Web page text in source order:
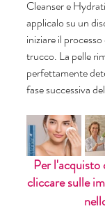
Cleanser e
applicalo su un
iniziare il
trucco. La pelle
perfettamente
fase successiva
Per
cliccare sulle